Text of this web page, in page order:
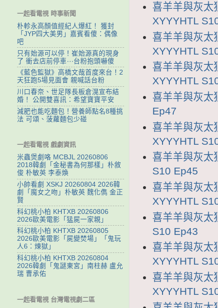
喜羊羊與灰太
XYYYHTL
喜羊羊與灰太
XYYYHTL
喜羊羊與灰太
XYYYHTL
喜羊羊與灰太
Ep47
喜羊羊與灰太
XYYYHTL
喜羊羊與灰太
S10 Ep45
喜羊羊與灰太
XYYYHTL
喜羊羊與灰太
S10 Ep43
喜羊羊與灰太
XYYYHTL
喜羊羊與灰太
XYYYHTL
一起看電視 時事新聞
朴軫永高顏值經紀人爆紅！ 獲封
「JYP四大美男」嘉賓看傻：偶像
吧
只有始源可以停！崔始源真的現身
了 衝去店前停車⋯台粉抱頭嚇傻
《藍色監獄》高橋文哉首度來台！2
天狂跑5場見面會 親喊話台粉
川口春奈、世足隊長板倉滉宣布結
婚！ 公開雙喜訊：希望寶寶平安
減肥也能吃麵包！營養師點名8種挑
法 可頌、菠蘿麵包少碰
一起看電視 戲劇資訊
米蟲煲劇咯 MCBJL 20260806
2018韓劇「金秘書為何那樣」朴敘
俊 朴敏英 李泰煥
小帥看劇 XSKJ 20260804 2026韓
劇「魔女之吻」朴敏英 魏化儁 金正
賢
科幻桃小柏 KHTXB 20260806
2026歐美電影「猛屍一家親」
科幻桃小柏 KHTXB 20260805
2026歐美電影「屍變焚場」「鬼玩
人6：煉獄」
科幻桃小柏 KHTXB 20260804
2026韓劇「鬼謎東宮」南柱赫 盧允
瑞 曹承佑
一起看電視 台灣電視劇二區